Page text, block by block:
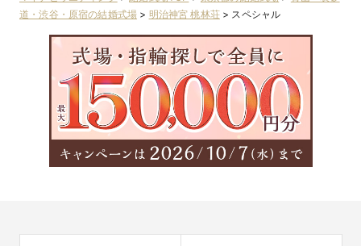
道・渋谷・原宿の結婚式場 > 明治神宮 桃林荘> スペシャル